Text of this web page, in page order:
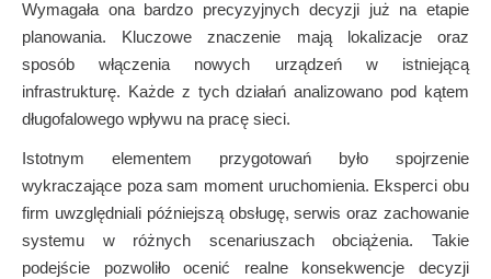
Wymagała ona bardzo precyzyjnych decyzji już na etapie
planowania. Kluczowe znaczenie mają lokalizacje oraz
sposób włączenia nowych urządzeń w istniejącą
infrastrukturę. Każde z tych działań analizowano pod kątem
długofalowego wpływu na pracę sieci.
Istotnym elementem przygotowań było spojrzenie
wykraczające poza sam moment uruchomienia. Eksperci obu
firm uwzględniali późniejszą obsługę, serwis oraz zachowanie
systemu w różnych scenariuszach obciążenia. Takie
podejście pozwoliło ocenić realne konsekwencje decyzji